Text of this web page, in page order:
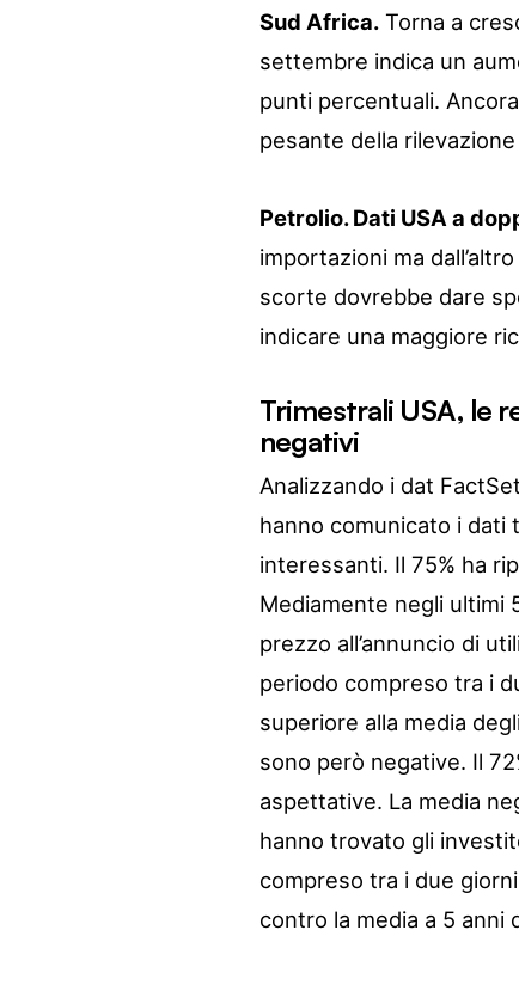
Sud Africa. Torna a
settembre indica un
punti percentuali.
pesante della
Petrolio. Dati USA a
importazioni ma
scorte dovrebbe dare
indicare una maggiore
Trimestrali USA, le
negativi
Analizzando i dat
hanno comunicato i dati
interessanti. Il 75% ha
Mediamente negli ultimi
prezzo all’annuncio di
periodo compreso tra i
superiore alla media
sono però negative. Il
aspettative. La media
hanno trovato gli
compreso tra i due
contro la media a 5 anni